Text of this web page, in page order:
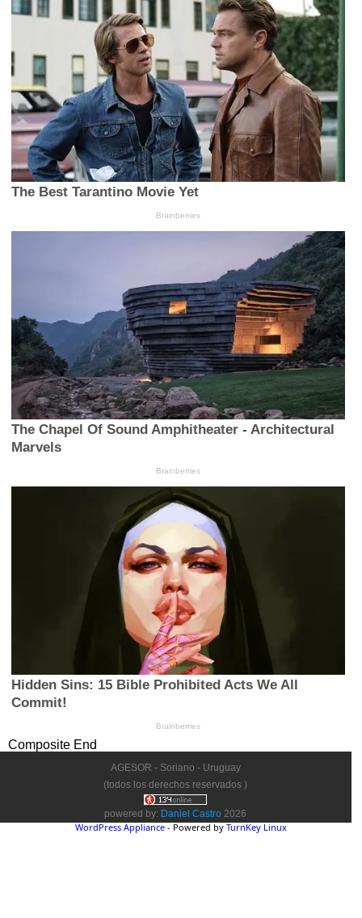
Composite End
AGESOR - Soriano - Uruguay
(todos los derechos reservados )
powered by: Daniel Castro 2026
WordPress Appliance - Powered by TurnKey Linux